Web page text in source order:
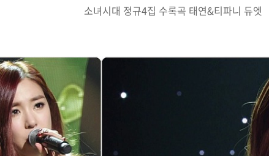
소녀시대 정규4집 수록곡 태연&티파니 듀엣